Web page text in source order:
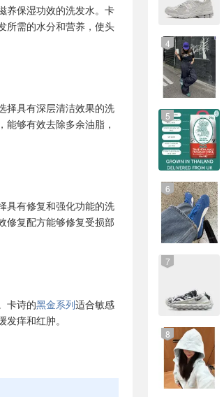
养保湿功效的洗发水。卡
所需的水分和营养，使头
择具有深层清洁效果的洗
够有效去除多余油脂，
具有修复和强化功能的洗
修复配方能够修复受损部
卡诗的黑金系列适合敏感
痒和红肿。